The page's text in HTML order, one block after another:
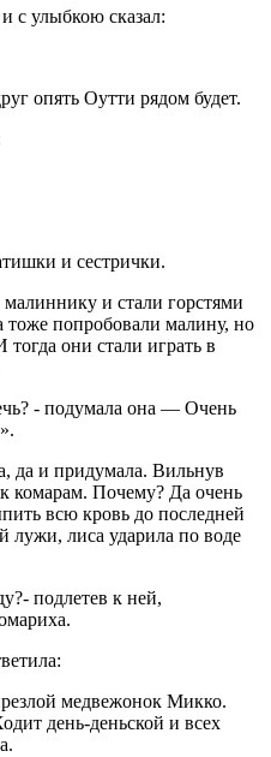
с улыбкою сказал:
опять Оутти рядом будет.
и сестрички.
и стали горстями
тоже попробовали малину, но
они стали играть в
- подумала она — Очень
да и придумала. Вильнув
комарам. Почему? Да очень
всю кровь до последней
лужи, лиса ударила по воде
подлетев к ней,
медвежонок Микко.
день-деньской и всех